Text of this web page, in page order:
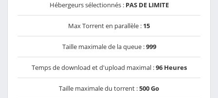
Hébergeurs sélectionnés : PAS DE LIMITE
Max Torrent en parallèle : 15
Taille maximale de la queue :999
Temps de download et d'upload maximal :96 Heures
Taille maximale du torrent :500 Go